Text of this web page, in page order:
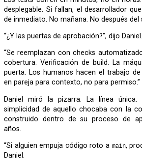
desplegable. Si fallan, el desarrollador
de inmediato. No mañana. No después del
“¿Y las puertas de aprobación?”, dijo Daniel.
“Se reemplazan con checks automatizados. Linting. Umbrales de
cobertura. Verificación de build. La
puerta. Los humanos hacen el trabajo
en pareja para contexto, no para permiso.”
Daniel miró la pizarra. La línea única. Los arcos cortos. La
simplicidad de aquello chocaba con la
construido dentro de su proceso de
años.
“Si alguien empuja código roto a main,
Daniel.